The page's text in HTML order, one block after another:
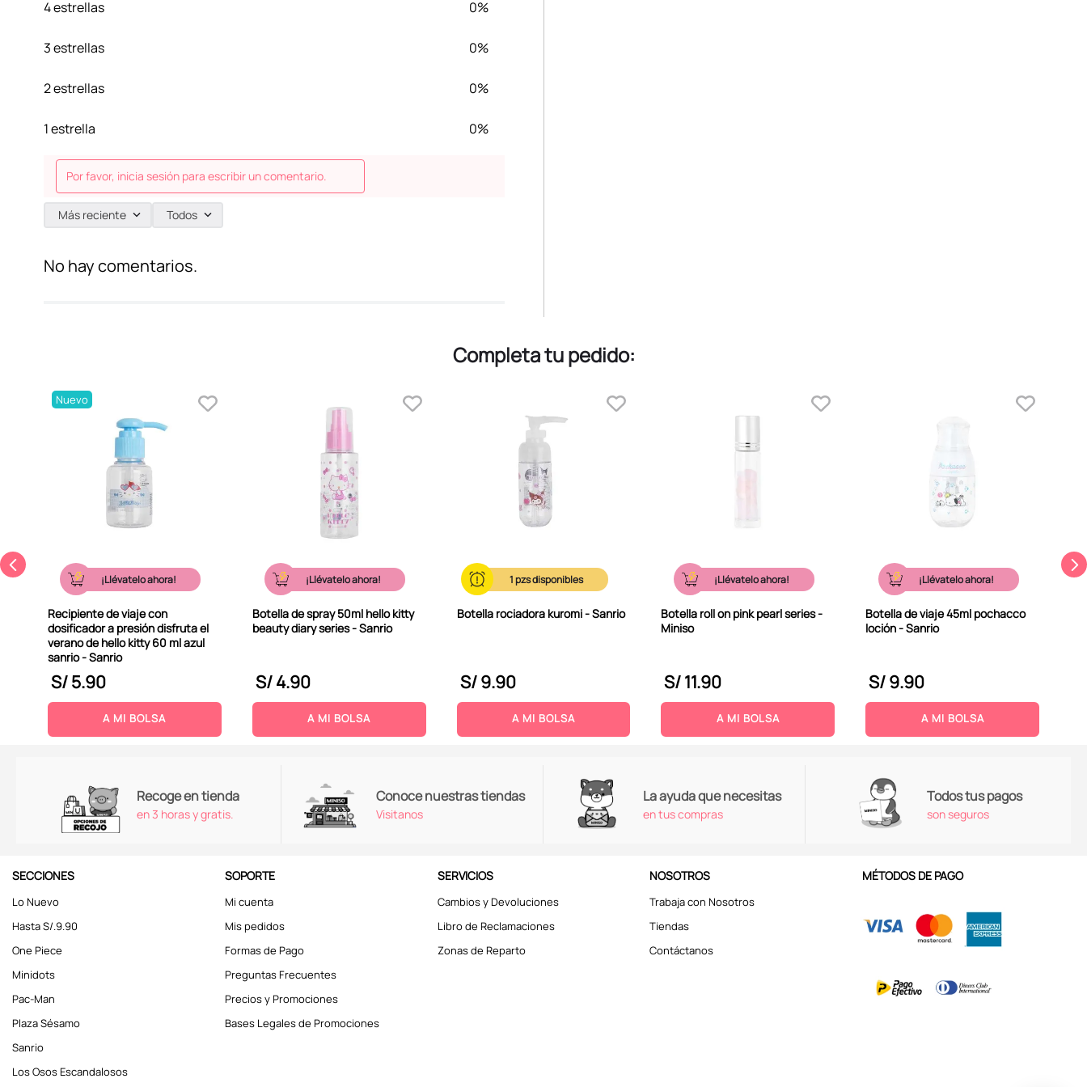
4 estrellas 0%
3 estrellas 0%
2 estrellas 0%
1 estrella 0%
Por favor, inicia sesión para escribir un comentario.
Más reciente Todos
No hay comentarios.
Completa tu pedido:
Nuevo
¡Llévatelo ahora!
Recipiente de viaje con
dosificador a presión disfruta el
verano de hello kitty 60 ml azul
sanrio - Sanrio
S/5.90
A MI BOLSA
¡Llévatelo ahora!
Botella de spray 50ml hello kitty
beauty diary series - Sanrio
S/4.90
A MI BOLSA
1
Botella rociadora kuromi - Sanrio
S/9.90
A MI BOLSA
¡Llévatelo ahora!
Botella roll on pink pearl series -
Miniso
S/11.90
A MI BOLSA
¡Llévatelo ahora!
Botella de viaje 45ml pochacco
loción - Sanrio
S/9.90
A MI BOLSA
Recoge en tienda
en 3 horas y gratis.
Conoce nuestras tiendas
Visitanos
La ayuda que necesitas
en tus compras
Todos tus pagos
son seguros
SECCIONES
Lo Nuevo
Hasta S/.9.90
One Piece
Minidots
Pac-Man
Plaza Sésamo
Sanrio
Los Osos Escandalosos
SOPORTE
Mi cuenta
Mis pedidos
Formas de Pago
Preguntas Frecuentes
Precios y Promociones
Bases Legales de Promociones
SERVICIOS
Cambios y Devoluciones
Libro de Reclamaciones
Zonas de Reparto
NOSOTROS
Trabaja con Nosotros
Tiendas
Contáctanos
MÉTODOS DE PAGO